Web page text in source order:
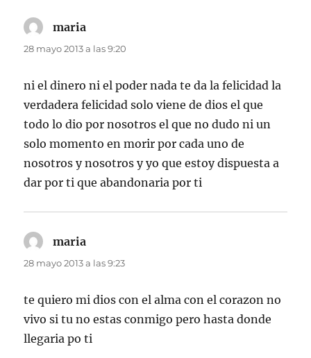
maria
28 mayo 2013 a las 9:20
ni el dinero ni el poder nada te da la felicidad la
verdadera felicidad solo viene de dios el que
todo lo dio por nosotros el que no dudo ni un
solo momento en morir por cada uno de
nosotros y nosotros y yo que estoy dispuesta a
dar por ti que abandonaria por ti
maria
28 mayo 2013 a las 9:23
te quiero mi dios con el alma con el corazon no
vivo si tu no estas conmigo pero hasta donde
llegaria po ti